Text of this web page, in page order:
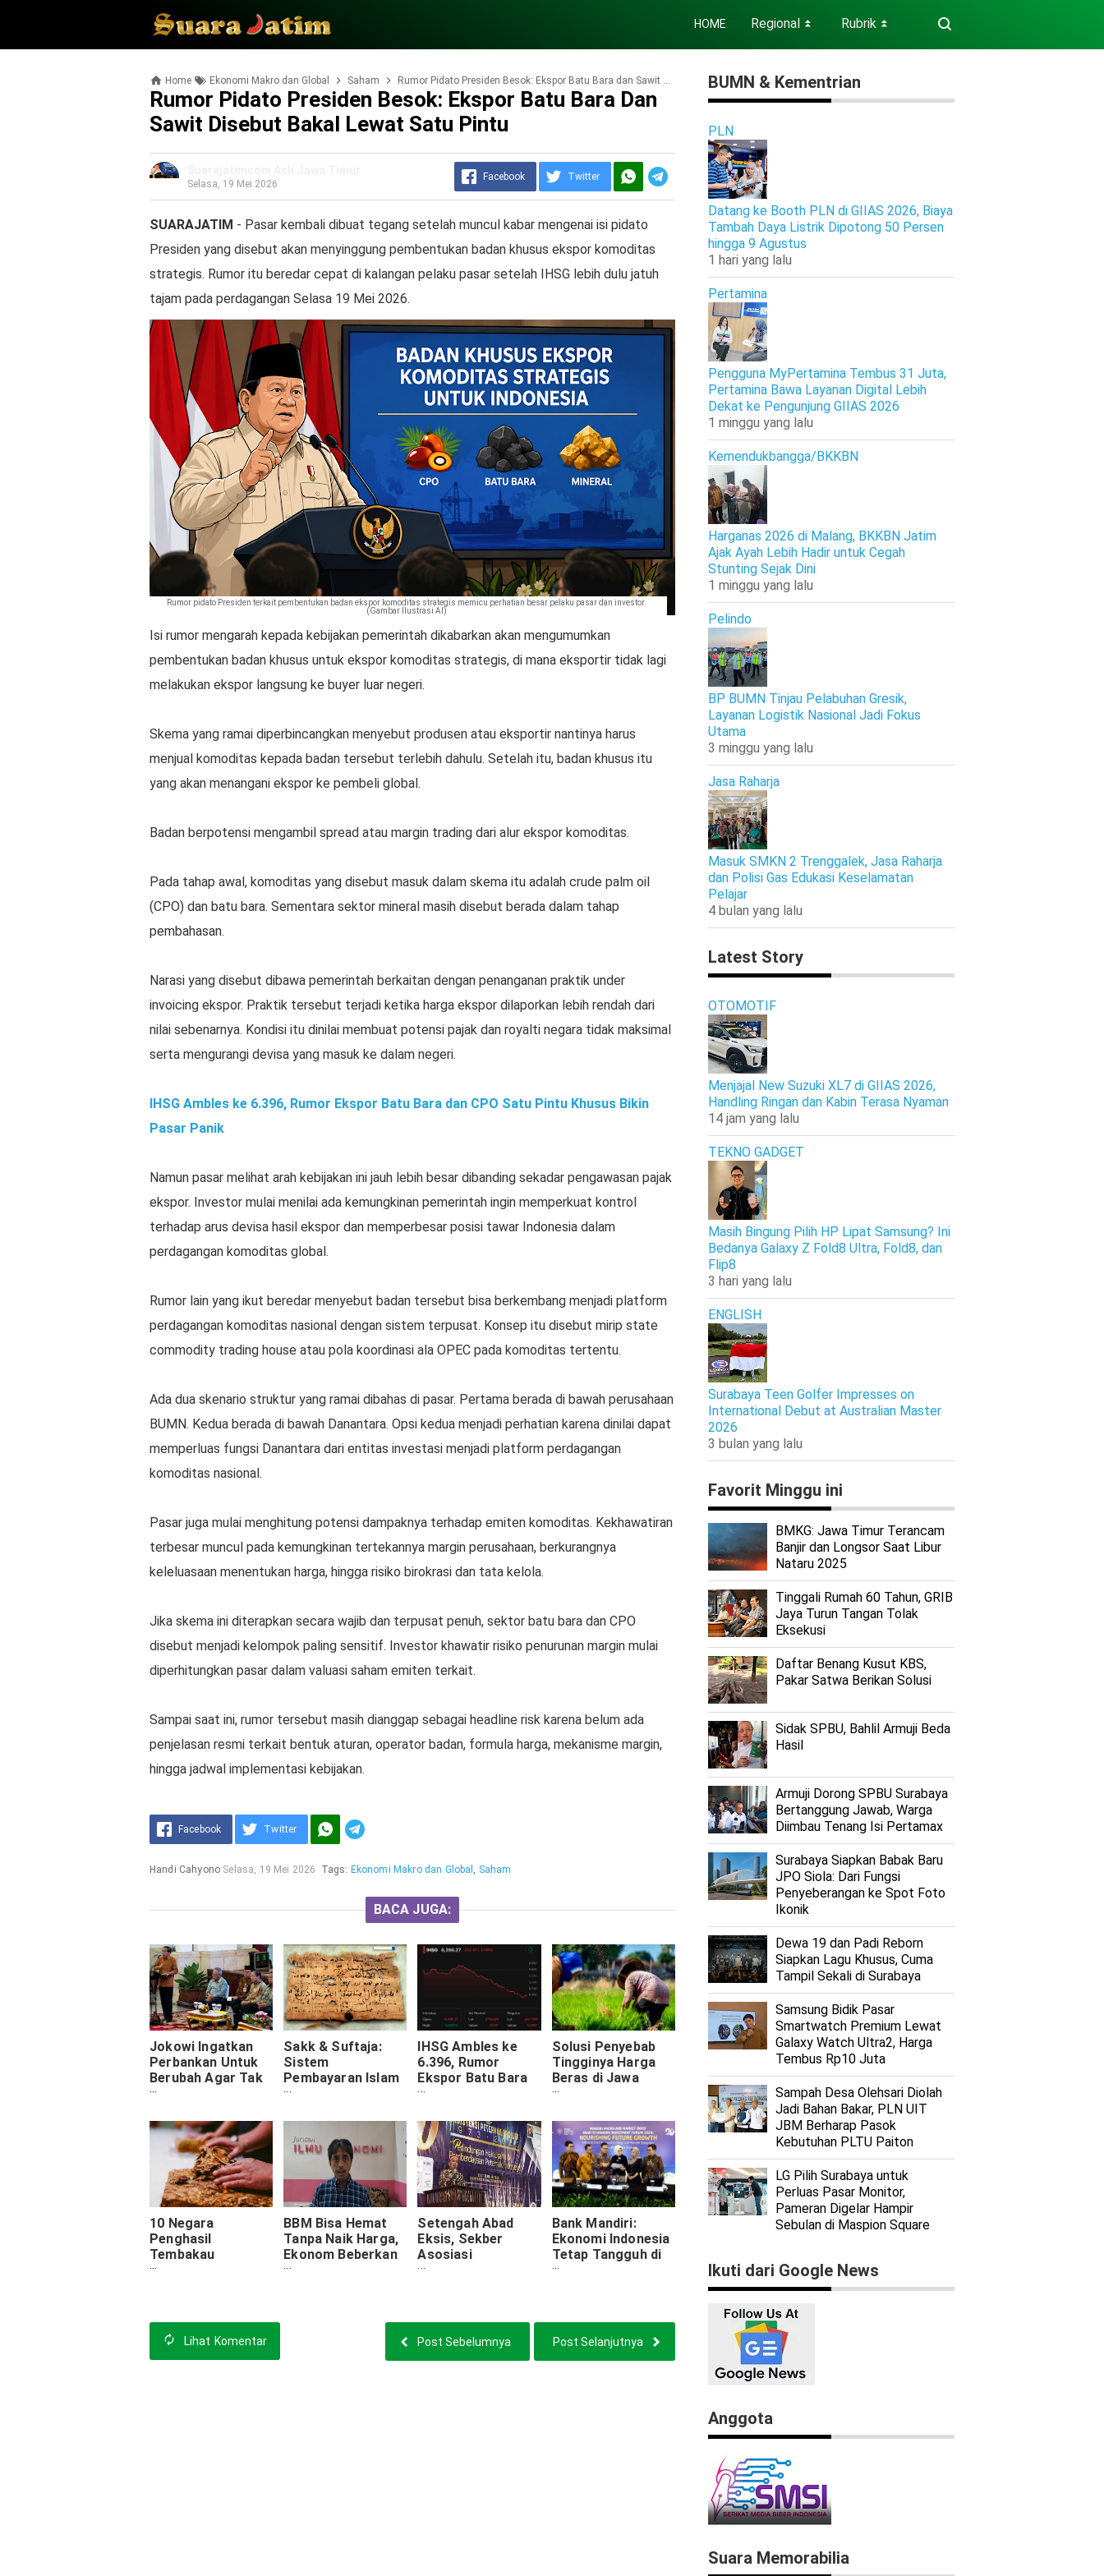
HOME Regional ⏬ Rubrik ⏬
Home Ekonomi Makro dan Global Saham Rumor Pidato Presiden Besok: Ekspor Batu Bara dan Sawit Disebut Bakal Lewat Satu Pintu
Rumor Pidato Presiden Besok: Ekspor Batu Bara Dan
Sawit Disebut Bakal Lewat Satu Pintu
Selasa, 19 Mei 2026
Facebook Twitter
SUARAJATIM - Pasar kembali dibuat tegang setelah muncul kabar mengenai isi pidato
Presiden yang disebut akan menyinggung pembentukan badan khusus ekspor komoditas
strategis. Rumor itu beredar cepat di kalangan pelaku pasar setelah IHSG lebih dulu jatuh
tajam pada perdagangan Selasa 19 Mei 2026.
Rumor pidato Presiden terkait pembentukan badan ekspor komoditas strategis memicu perhatian besar pelaku pasar dan investor.
(Gambar Ilustrasi AI)
Isi rumor mengarah kepada kebijakan pemerintah dikabarkan akan mengumumkan
pembentukan badan khusus untuk ekspor komoditas strategis, di mana eksportir tidak lagi
melakukan ekspor langsung ke buyer luar negeri.
Skema yang ramai diperbincangkan menyebut produsen atau eksportir nantinya harus
menjual komoditas kepada badan tersebut terlebih dahulu. Setelah itu, badan khusus itu
yang akan menangani ekspor ke pembeli global.
Badan berpotensi mengambil spread atau margin trading dari alur ekspor komoditas.
Pada tahap awal, komoditas yang disebut masuk dalam skema itu adalah crude palm oil
(CPO) dan batu bara. Sementara sektor mineral masih disebut berada dalam tahap
pembahasan.
Narasi yang disebut dibawa pemerintah berkaitan dengan penanganan praktik under
invoicing ekspor. Praktik tersebut terjadi ketika harga ekspor dilaporkan lebih rendah dari
nilai sebenarnya. Kondisi itu dinilai membuat potensi pajak dan royalti negara tidak maksimal
serta mengurangi devisa yang masuk ke dalam negeri.
IHSG Ambles ke 6.396, Rumor Ekspor Batu Bara dan CPO Satu Pintu Khusus Bikin
Pasar Panik
Namun pasar melihat arah kebijakan ini jauh lebih besar dibanding sekadar pengawasan pajak
ekspor. Investor mulai menilai ada kemungkinan pemerintah ingin memperkuat kontrol
terhadap arus devisa hasil ekspor dan memperbesar posisi tawar Indonesia dalam
perdagangan komoditas global.
Rumor lain yang ikut beredar menyebut badan tersebut bisa berkembang menjadi platform
perdagangan komoditas nasional dengan sistem terpusat. Konsep itu disebut mirip state
commodity trading house atau pola koordinasi ala OPEC pada komoditas tertentu.
Ada dua skenario struktur yang ramai dibahas di pasar. Pertama berada di bawah perusahaan
BUMN. Kedua berada di bawah Danantara. Opsi kedua menjadi perhatian karena dinilai dapat
memperluas fungsi Danantara dari entitas investasi menjadi platform perdagangan
komoditas nasional.
Pasar juga mulai menghitung potensi dampaknya terhadap emiten komoditas. Kekhawatiran
terbesar muncul pada kemungkinan tertekannya margin perusahaan, berkurangnya
keleluasaan menentukan harga, hingga risiko birokrasi dan tata kelola.
Jika skema ini diterapkan secara wajib dan terpusat penuh, sektor batu bara dan CPO
disebut menjadi kelompok paling sensitif. Investor khawatir risiko penurunan margin mulai
diperhitungkan pasar dalam valuasi saham emiten terkait.
Sampai saat ini, rumor tersebut masih dianggap sebagai headline risk karena belum ada
penjelasan resmi terkait bentuk aturan, operator badan, formula harga, mekanisme margin,
hingga jadwal implementasi kebijakan.
Facebook Twitter
Handi Cahyono Selasa, 19 Mei 2026 Tags: Ekonomi Makro dan Global , Saham
BACA JUGA:
Jokowi Ingatkan
Perbankan Untuk
Berubah Agar Tak
Mati dalam
Sakk & Suftaja:
Sistem
Pembayaran Islam
yang 500 Tahun
Eropa
IHSG Ambles ke
6.396, Rumor
Ekspor Batu Bara
dan CPO Satu
Pasar Panik
Solusi Penyebab
Tingginya Harga
Beras di Jawa
Timur
10 Negara
Penghasil
Tembakau
Terbesar.
BBM Bisa Hemat
Tanpa Naik Harga,
Ekonom Beberkan
Cara Tekan Beban
Setengah Abad
Eksis, Sekber
Asosiasi
Perunggasan
Bank Mandiri:
Ekonomi Indonesia
Tetap Tangguh di
Tengah Volatilitas
Lihat Komentar Post Selanjutnya
Post Sebelumnya
BUMN & Kementrian
PLN
Datang ke Booth PLN di GIIAS 2026, Biaya
Tambah Daya Listrik Dipotong 50 Persen
hingga 9 Agustus
1 hari yang lalu
Pertamina
Pengguna MyPertamina Tembus 31 Juta,
Pertamina Bawa Layanan Digital Lebih
Dekat ke Pengunjung GIIAS 2026
1 minggu yang lalu
Kemendukbangga/BKKBN
Harganas 2026 di Malang, BKKBN Jatim
Ajak Ayah Lebih Hadir untuk Cegah
Stunting Sejak Dini
1 minggu yang lalu
Pelindo
BP BUMN Tinjau Pelabuhan Gresik,
Layanan Logistik Nasional Jadi Fokus
Utama
3 minggu yang lalu
Jasa Raharja
Masuk SMKN 2 Trenggalek, Jasa Raharja
dan Polisi Gas Edukasi Keselamatan
Pelajar
4 bulan yang lalu
Latest Story
OTOMOTIF
Menjajal New Suzuki XL7 di GIIAS 2026,
Handling Ringan dan Kabin Terasa Nyaman
14 jam yang lalu
TEKNO GADGET
Masih Bingung Pilih HP Lipat Samsung? Ini
Bedanya Galaxy Z Fold8 Ultra, Fold8, dan
Flip8
3 hari yang lalu
ENGLISH
Surabaya Teen Golfer Impresses on
International Debut at Australian Master
2026
3 bulan yang lalu
Favorit Minggu ini
BMKG: Jawa Timur Terancam
Banjir dan Longsor Saat Libur
Nataru 2025
Tinggali Rumah 60 Tahun, GRIB
Jaya Turun Tangan Tolak
Eksekusi
Daftar Benang Kusut KBS,
Pakar Satwa Berikan Solusi
Sidak SPBU, Bahlil Armuji Beda
Hasil
Armuji Dorong SPBU Surabaya
Bertanggung Jawab, Warga
Diimbau Tenang Isi Pertamax
Surabaya Siapkan Babak Baru
JPO Siola: Dari Fungsi
Penyeberangan ke Spot Foto
Ikonik
Dewa 19 dan Padi Reborn
Siapkan Lagu Khusus, Cuma
Tampil Sekali di Surabaya
Samsung Bidik Pasar
Smartwatch Premium Lewat
Galaxy Watch Ultra2, Harga
Tembus Rp10 Juta
Sampah Desa Olehsari Diolah
Jadi Bahan Bakar, PLN UIT
JBM Berharap Pasok
Kebutuhan PLTU Paiton
LG Pilih Surabaya untuk
Perluas Pasar Monitor,
Pameran Digelar Hampir
Sebulan di Maspion Square
Ikuti dari Google News
Anggota
Suara Memorabilia